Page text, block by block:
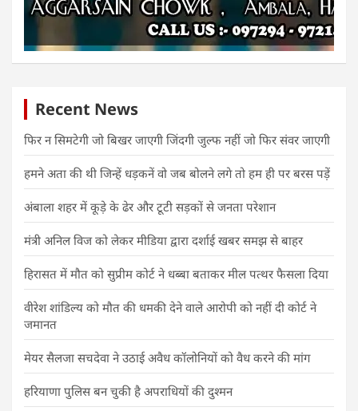
Recent News
फिर न सिमटेगी जो बिखर जाएगी जिंदगी जुल्फ नहीं जो फिर संवर जाएगी
हमने अता की थी जिन्हें धड़कनें वो जब बोलने लगे तो हम ही पर बरस पड़ें
अंबाला शहर में कूड़े के ढेर और टूटी सड़कों से जनता परेशान
मंत्री अनिल विज को लेकर मीडिया द्वारा दर्शाई खबर समझ से बाहर
हिरासत में मौत को सुप्रीम कोर्ट ने धब्बा बताकर मील पत्थर फैसला दिया
वीरेश शांडिल्य को मौत की धमकी देने वाले आरोपी को नहीं दी कोर्ट ने
जमानत
मेयर सैलजा सचदेवा ने उठाई अवैध कॉलोनियों को वैध करने की मांग
हरियाणा पुलिस बन चुकी है अपराधियों की दुश्मन